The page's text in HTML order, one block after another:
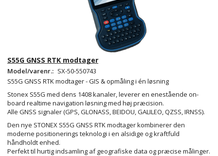
S55G GNSS RTK modtager
Model/varenr.: SX-50-550743
S55G GNSS RTK modtager - GIS & opmåling i én løsning
Stonex S55G med dens 1408 kanaler, leverer en enestående on-
board realtime navigation løsning med høj præcision.
Alle GNSS signaler (GPS, GLONASS, BEIDOU, GALILEO, QZSS, IRNSS).
Den nye STONEX S55G GNSS RTK modtager kombinerer den
moderne positionerings teknologi i en alsidige og kraftfuld
håndholdt enhed.
Perfekt til hurtig indsamling af geografiske data og præcise målinger.